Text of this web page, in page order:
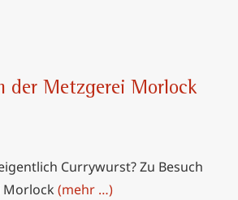
der Metzgerei Morlock
Currywurst? Zu Besuch
Morlock (mehr …)